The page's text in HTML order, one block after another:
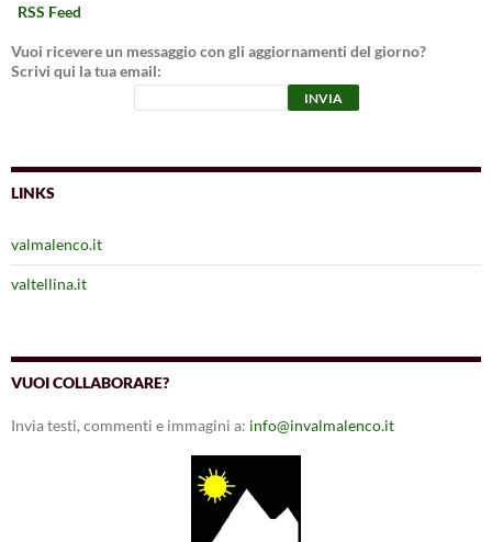
RSS Feed
Vuoi ricevere un messaggio con gli aggiornamenti del giorno?
Scrivi qui la tua email:
LINKS
valmalenco.it
valtellina.it
VUOI COLLABORARE?
Invia testi, commenti e immagini a: info@invalmalenco.it